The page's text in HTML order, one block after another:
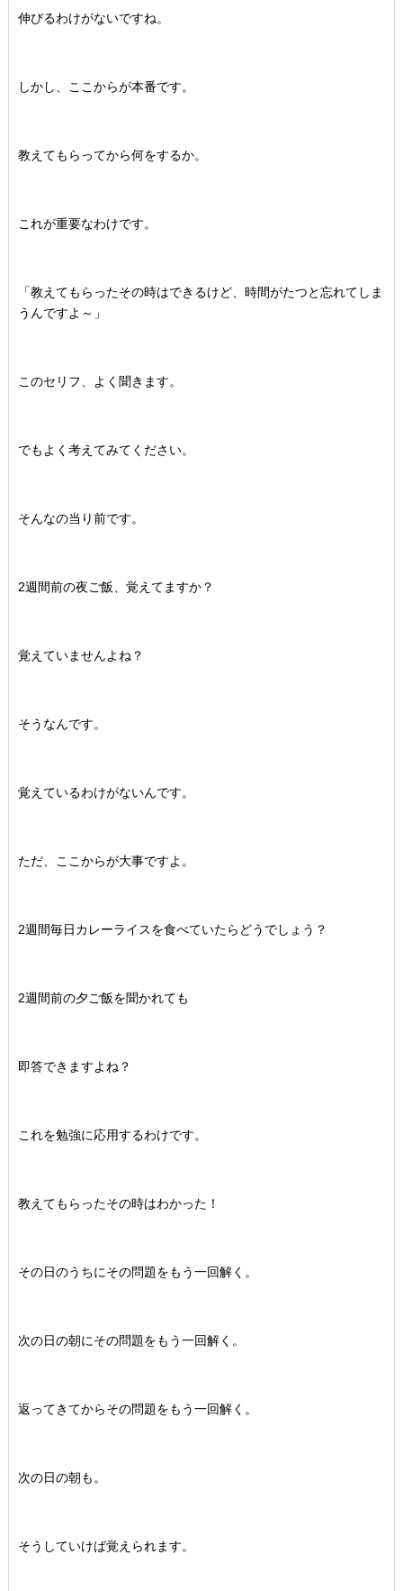
伸びるわけがないですね。
しかし、ここからが本番です。
教えてもらってから何をするか。
これが重要なわけです。
「教えてもらったその時はできるけど、時間がたつと忘れてしま
うんですよ～」
このセリフ、よく聞きます。
でもよく考えてみてください。
そんなの当り前です。
2週間前の夜ご飯、覚えてますか？
覚えていませんよね？
そうなんです。
覚えているわけがないんです。
ただ、ここからが大事ですよ。
2週間毎日カレーライスを食べていたらどうでしょう？
2週間前の夕ご飯を聞かれても
即答できますよね？
これを勉強に応用するわけです。
教えてもらったその時はわかった！
その日のうちにその問題をもう一回解く。
次の日の朝にその問題をもう一回解く。
返ってきてからその問題をもう一回解く。
次の日の朝も。
そうしていけば覚えられます。